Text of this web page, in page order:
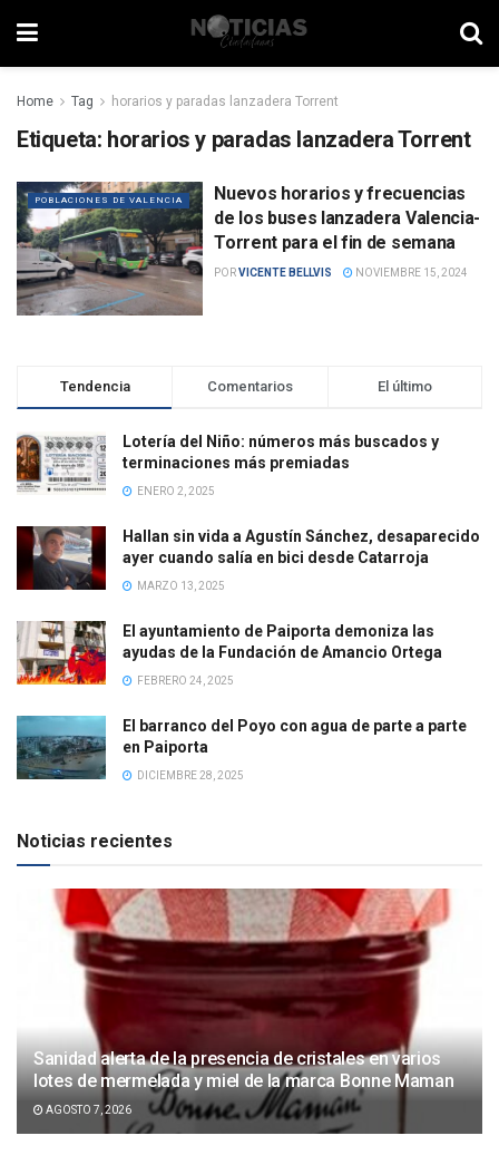
Home Tag horarios y paradas lanzadera Torrent
Etiqueta: horarios y paradas lanzadera Torrent
POBLACIONES DE VALENCIA
Nuevos horarios y frecuencias
de los buses lanzadera Valencia-
Torrent para el fin de semana
PORVICENTE BELLVIS NOVIEMBRE 15, 2024
Tendencia Comentarios El último
Lotería del Niño: números más buscados y
terminaciones más premiadas
ENERO 2, 2025
Hallan sin vida a Agustín Sánchez, desaparecido
ayer cuando salía en bici desde Catarroja
MARZO 13, 2025
El ayuntamiento de Paiporta demoniza las
ayudas de la Fundación de Amancio Ortega
FEBRERO 24, 2025
El barranco del Poyo con agua de parte a parte
en Paiporta
DICIEMBRE 28, 2025
Noticias recientes
Sanidad alerta de la presencia de cristales en varios
lotes de mermelada y miel de la marca Bonne Maman
AGOSTO 7, 2026